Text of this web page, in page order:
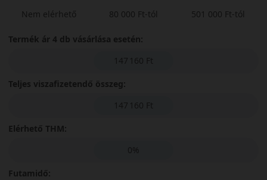
Nem elérhető
80 000 Ft-tól
501 000 Ft-tól
Termék ár 4 db vásárlása esetén:
147 160 Ft
Teljes viszafizetendő összeg:
147 160 Ft
Elérhető THM:
0%
Futamidő: